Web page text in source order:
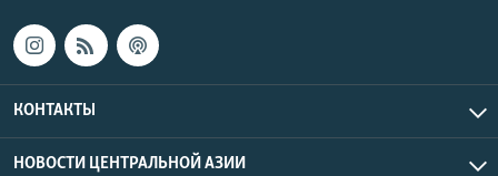
КОНТАКТЫ
НОВОСТИ ЦЕНТРАЛЬНОЙ АЗИИ